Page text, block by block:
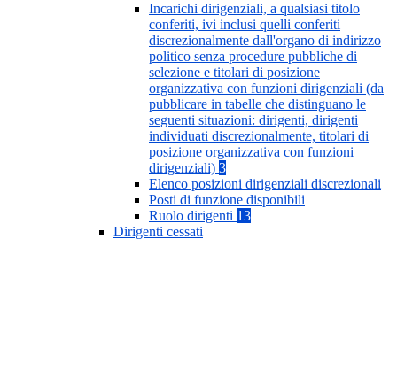
Incarichi dirigenziali, a qualsiasi titolo
conferiti, ivi inclusi quelli conferiti
discrezionalmente dall'organo di indirizzo
politico senza procedure pubbliche di
selezione e titolari di posizione
organizzativa con funzioni dirigenziali (da
pubblicare in tabelle che distinguano le
seguenti situazioni: dirigenti, dirigenti
individuati discrezionalmente, titolari di
posizione organizzativa con funzioni
dirigenziali) 3
Elenco posizioni dirigenziali discrezionali
Posti di funzione disponibili
Ruolo dirigenti 13
Dirigenti cessati